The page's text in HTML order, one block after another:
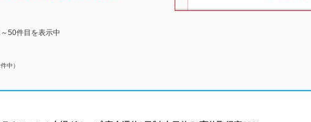
50件目を表示中
件中）